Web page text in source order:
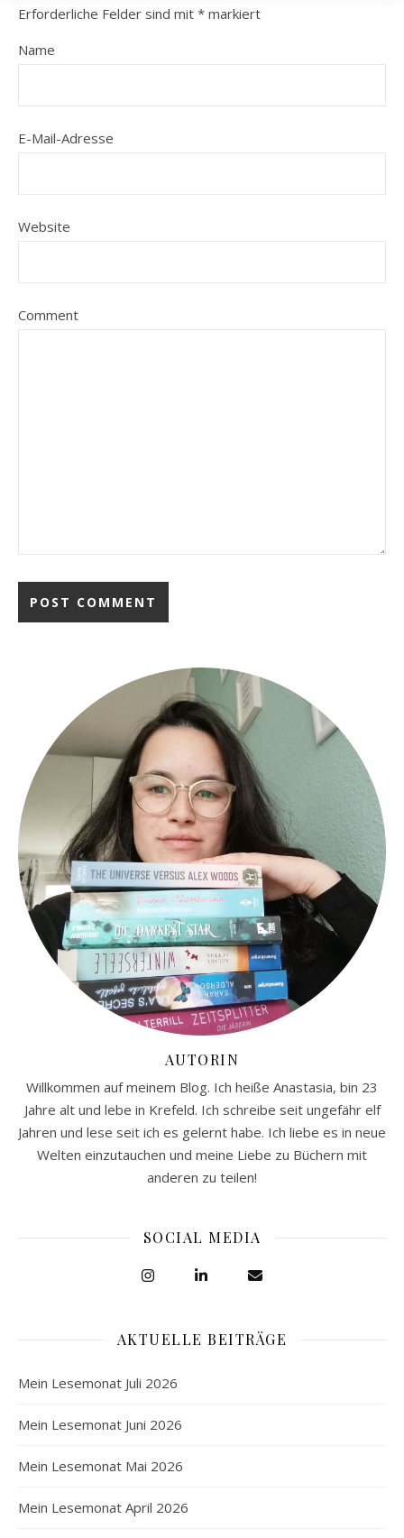
Erforderliche Felder sind mit * markiert
Name
E-Mail-Adresse
Website
Comment
AUTORIN
Willkommen auf meinem Blog. Ich heiße Anastasia, bin 23
Jahre alt und lebe in Krefeld. Ich schreibe seit ungefähr elf
Jahren und lese seit ich es gelernt habe. Ich liebe es in neue
Welten einzutauchen und meine Liebe zu Büchern mit
anderen zu teilen!
SOCIAL MEDIA
AKTUELLE BEITRÄGE
Mein Lesemonat Juli 2026
Mein Lesemonat Juni 2026
Mein Lesemonat Mai 2026
Mein Lesemonat April 2026